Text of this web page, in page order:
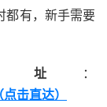
都有，新手需要
址
：
击直达）